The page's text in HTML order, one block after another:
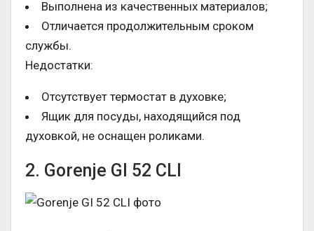
Выполнена из качественных материалов;
Отличается продолжительным сроком
службы.
Недостатки:
Отсутствует термостат в духовке;
Ящик для посуды, находящийся под
духовкой, не оснащен роликами.
2. Gorenje GI 52 CLI